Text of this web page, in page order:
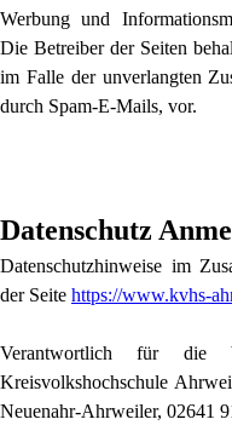
Werbung und
Die Betreiber der Seiten
im Falle der unverlangten
durch Spam-E-Mails, vor.
Datenschutz
Datenschutzhinweise im
der Seite https://www.kvhs-
Verantwortlich für die
Kreisvolkshochschule
Neuenahr-Ahrweiler, 02641